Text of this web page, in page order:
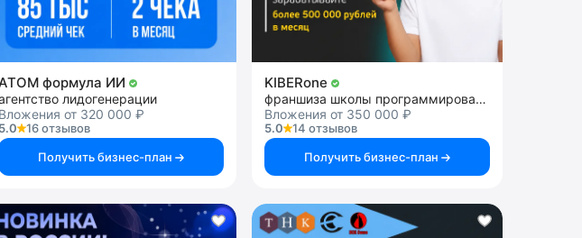
формула ИИ
лидогенерации
Вложения от 320 000 ₽
5.0
16 отзывов
Получить бизнес-план
KIBERone
франшиза школы программирования для детей
Вложения от 350 000 ₽
5.0
14 отзывов
Получить бизнес-план